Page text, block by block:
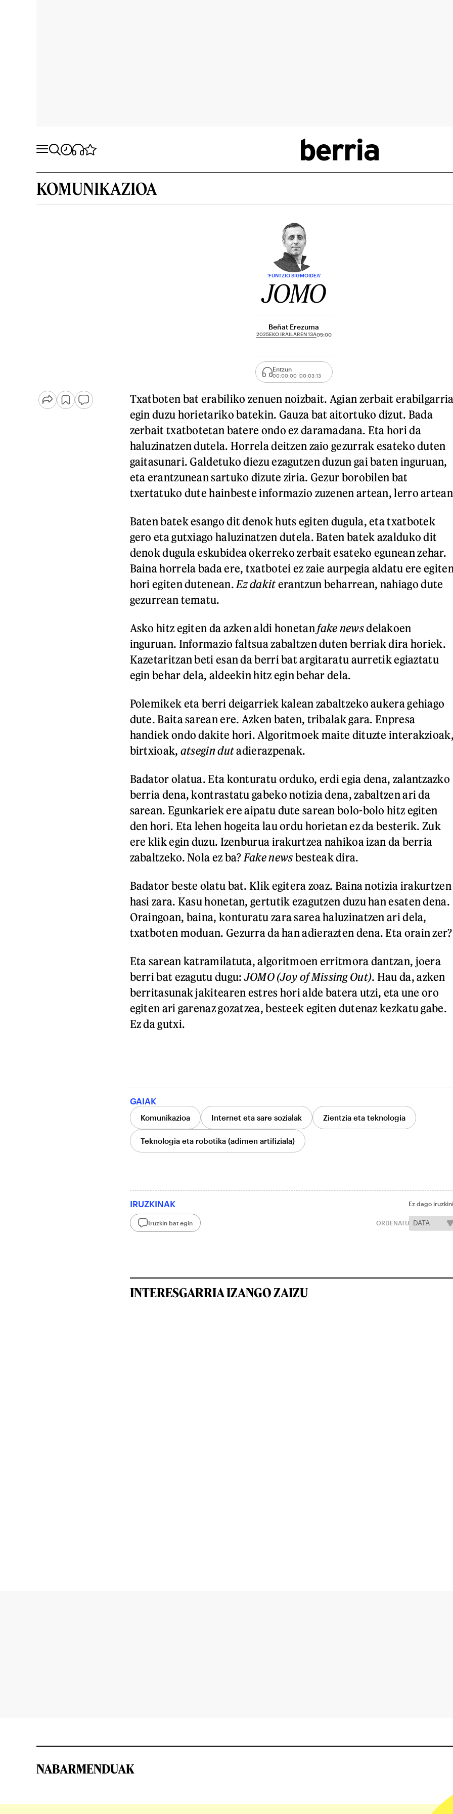
KOMUNIKAZIOA
'FUNTZIO SIGMOIDEA'
JOMO
Beñat Erezuma
2025EKO IRAILAREN 13A05:00
Entzun
00:00:00 00:03:13
Txatboten bat erabiliko zenuen noizbait. Agian zerbait
egin duzu horietariko batekin. Gauza bat aitortuko dizut. Bada
zerbait txatbotetan batere ondo ez daramadana. Eta hori da
haluzinatzen dutela. Horrela deitzen zaio gezurrak esateko duten
gaitasunari. Galdetuko diezu ezagutzen duzun gai baten inguruan,
eta erantzunean sartuko dizute ziria. Gezur borobilen bat
txertatuko dute hainbeste informazio zuzenen artean, lerro
Baten batek esango dit denok huts egiten dugula, eta txatbotek
gero eta gutxiago haluzinatzen dutela. Baten batek azalduko dit
denok dugula eskubidea okerreko zerbait esateko egunean zehar.
Baina horrela bada ere, txatbotei ez zaie aurpegia aldatu ere
hori egiten dutenean. Ez dakiterantzun beharrean, nahiago dute
gezurrean tematu.
Asko hitz egiten da azken aldi honetan fake newsdelakoen
inguruan. Informazio faltsua zabaltzen duten berriak dira horiek.
Kazetaritzan beti esan da berri bat argitaratu aurretik egiaztatu
egin behar dela, aldeekin hitz egin behar dela.
Polemikek eta berri deigarriek kalean zabaltzeko aukera gehiago
dute. Baita sarean ere. Azken baten, tribalak gara. Enpresa
handiek ondo dakite hori. Algoritmoek maite dituzte
birtxioak, atsegin dutadierazpenak.
Badator olatua. Eta konturatu orduko, erdi egia dena, zalantzazko
berria dena, kontrastatu gabeko notizia dena, zabaltzen ari da
sarean. Egunkariek ere aipatu dute sarean bolo-bolo hitz egiten
den hori. Eta lehen hogeita lau ordu horietan ez da besterik. Zuk
ere klik egin duzu. Izenburua irakurtzea nahikoa izan da berria
zabaltzeko. Nola ez ba? Fake news besteak dira.
Badator beste olatu bat. Klik egitera zoaz. Baina notizia irakurtzen
hasi zara. Kasu honetan, gertutik ezagutzen duzu han esaten dena.
Oraingoan, baina, konturatu zara sarea haluzinatzen ari dela,
txatboten moduan. Gezurra da han adierazten dena. Eta orain zer?
Eta sarean katramilatuta, algoritmoen erritmora dantzan, joera
berri bat ezagutu dugu:JOMO (Joy of Missing Out). Hau da, azken
berritasunak jakitearen estres hori alde batera utzi, eta une oro
egiten ari garenaz gozatzea, besteek egiten dutenaz kezkatu gabe.
Ez da gutxi.
GAIAK
Komunikazioa Internet eta sare sozialak Zientzia eta teknologia
Teknologia eta robotika (adimen artifiziala)
IRUZKINAK Ez dago
Iruzkin bat egin ORDENATU
INTERESGARRIA IZANGO ZAIZU
NABARMENDUAK